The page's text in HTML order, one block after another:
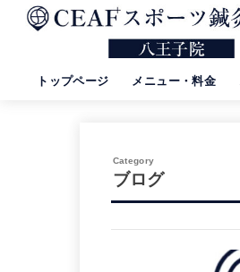
トップページ メニュー・料金
ブログ